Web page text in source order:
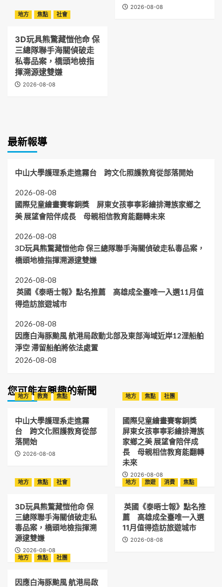
2026-08-08
地方
焦點 社會
3D玩具熊驚藏愷他命 保
三總隊聯手海關偵破走
私毒品案，橋頭地檢指
揮溯源逮雙嫌
2026-08-08
最新報導
中山大學護理系走進霧台 跨文化照護教育從部落開始
2026-08-08
國際兒童繪畫賽奪銅獎 屏東女孩寧寧彩繪排灣族家鄉之
美 展望會陪伴成長 母親相信教育能翻轉未來
2026-08-08
3D玩具熊驚藏愷他命 保三總隊聯手海關偵破走私毒品案，
橋頭地檢指揮溯源逮雙嫌
2026-08-08
英國《泰晤士報》點名推薦 高雄成全臺唯一入選11月值
得造訪旅遊城市
2026-08-08
因應白海豚颱風 航港局啟動北部及東部海域近岸12浬船舶
淨空 滯留船舶將依法處置
2026-08-08
您可能有興趣的新聞
地方 教育 焦點
中山大學護理系走進霧
台 跨文化照護教育從部
落開始
2026-08-08
地方 焦點 社團
國際兒童繪畫賽奪銅獎
屏東女孩寧寧彩繪排灣族
家鄉之美 展望會陪伴成
長 母親相信教育能翻轉
未來
2026-08-08
地方
焦點 社會
3D玩具熊驚藏愷他命 保
三總隊聯手海關偵破走私
毒品案，橋頭地檢指揮溯
源逮雙嫌
2026-08-08
地方 旅遊 消費 焦點
英國《泰晤士報》點名推
薦 高雄成全臺唯一入選
11月值得造訪旅遊城市
2026-08-08
地方 焦點 社團
因應白海豚颱風 航港局啟